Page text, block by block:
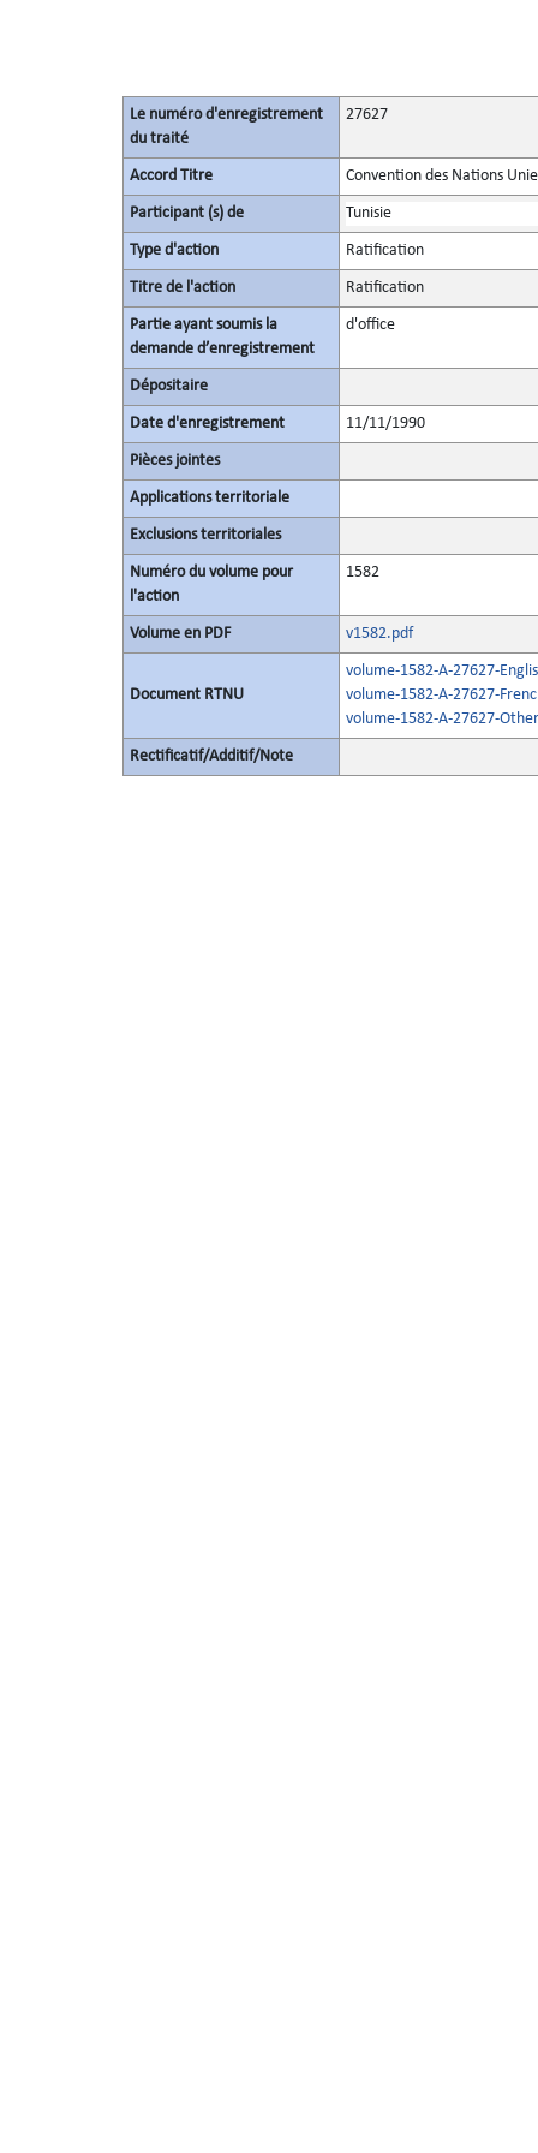
Le numéro d'enregistrement
du traité
27627
Accord Titre Convention des Nations
Participant (s) de Tunisie
Type d'action Ratification
Titre de l'action Ratification
Partie ayant soumis la
demande d’enregistrement
d'office
Dépositaire
Date d'enregistrement 11/11/1990
Pièces jointes
Applications territoriale
Exclusions territoriales
Numéro du volume pour
l'action
1582
Volume en PDF v1582.pdf
Document RTNU
volume-1582-A-27627-
volume-1582-A-27627-
volume-1582-A-27627-
Rectificatif/Additif/Note